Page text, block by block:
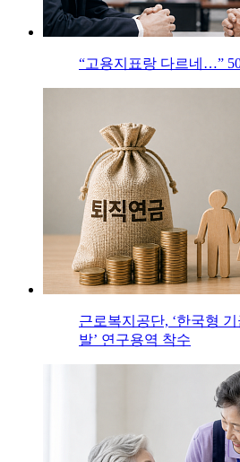
“고용지표랑 다르네…”
근로복지공단, ‘한국형
발’ 연구용역 착수